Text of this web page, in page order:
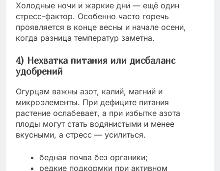
Холодные ночи и жаркие дни — ещё один
стресс-фактор. Особенно часто горечь
проявляется в конце весны и начале осени,
когда разница температур заметна.
4) Нехватка питания или дисбаланс
удобрений
Огурцам важны азот, калий, магний и
микроэлементы. При дефиците питания
растение ослабевает, а при избытке азота
плоды могут стать водянистыми и менее
вкусными, а стресс — усилиться.
бедная почва без органики;
редкие подкормки при активном